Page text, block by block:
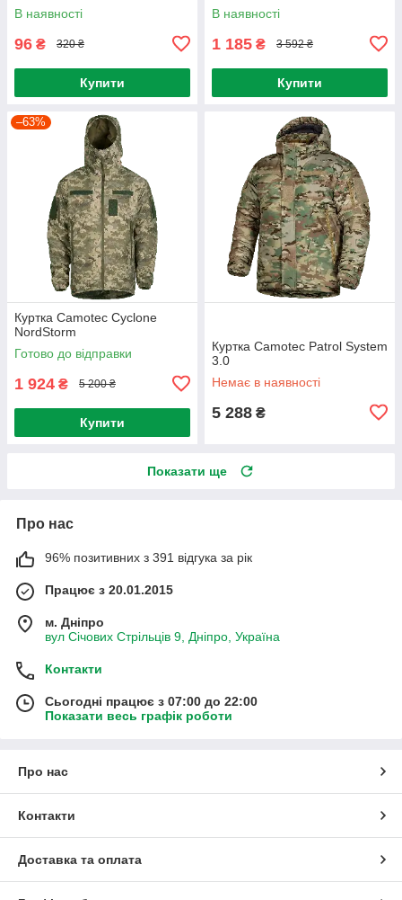
В наявності
96 ₴ 320 ₴
Купити
В наявності
1 185 ₴ 3 592 ₴
Купити
–63%
Куртка Camotec Cyclone
NordStorm
Готово до відправки
1 924 ₴ 5 200 ₴
Купити
Куртка Camotec Patrol System
3.0
Немає в наявності
5 288 ₴
Показати ще
Про нас
96% позитивних з 391 відгука за рік
Працює з 20.01.2015
м. Дніпро
вул Січових Стрільців 9, Дніпро, Україна
Контакти
Сьогодні працює з 07:00 до 22:00
Показати весь графік роботи
Про нас
Контакти
Доставка та оплата